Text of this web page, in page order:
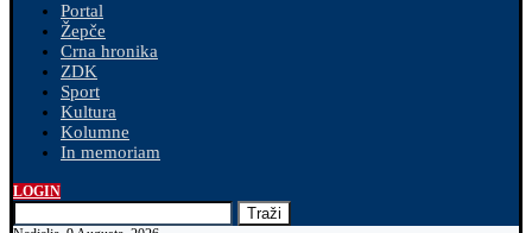
Portal
Žepče
Crna hronika
ZDK
Sport
Kultura
Kolumne
In memoriam
LOGIN
Traži